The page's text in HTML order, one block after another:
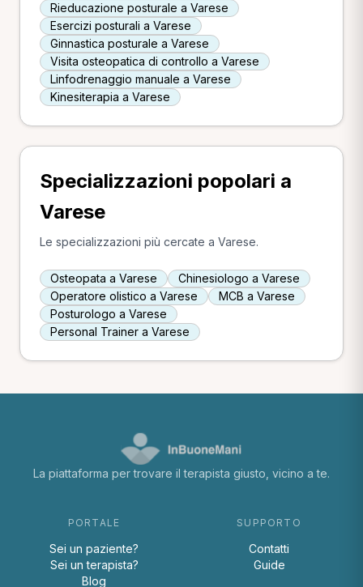
Rieducazione posturale a Varese
Esercizi posturali a Varese
Ginnastica posturale a Varese
Visita osteopatica di controllo a Varese
Linfodrenaggio manuale a Varese
Kinesiterapia a Varese
Specializzazioni popolari a
Varese
Le specializzazioni più cercate a Varese.
Osteopata a Varese
Chinesiologo a Varese
Operatore olistico a Varese
MCB a Varese
Posturologo a Varese
Personal Trainer a Varese
La piattaforma per trovare il terapista giusto, vicino a te.
PORTALE
Sei un paziente?
Sei un terapista?
Blog
SUPPORTO
Contatti
Guide